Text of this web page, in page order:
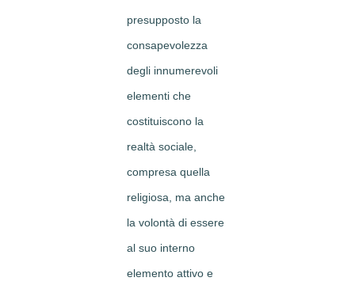
presupposto la
consapevolezza
degli innumerevoli
elementi che
costituiscono la
realtà sociale,
compresa quella
religiosa, ma anche
la volontà di essere
al suo interno
elemento attivo e